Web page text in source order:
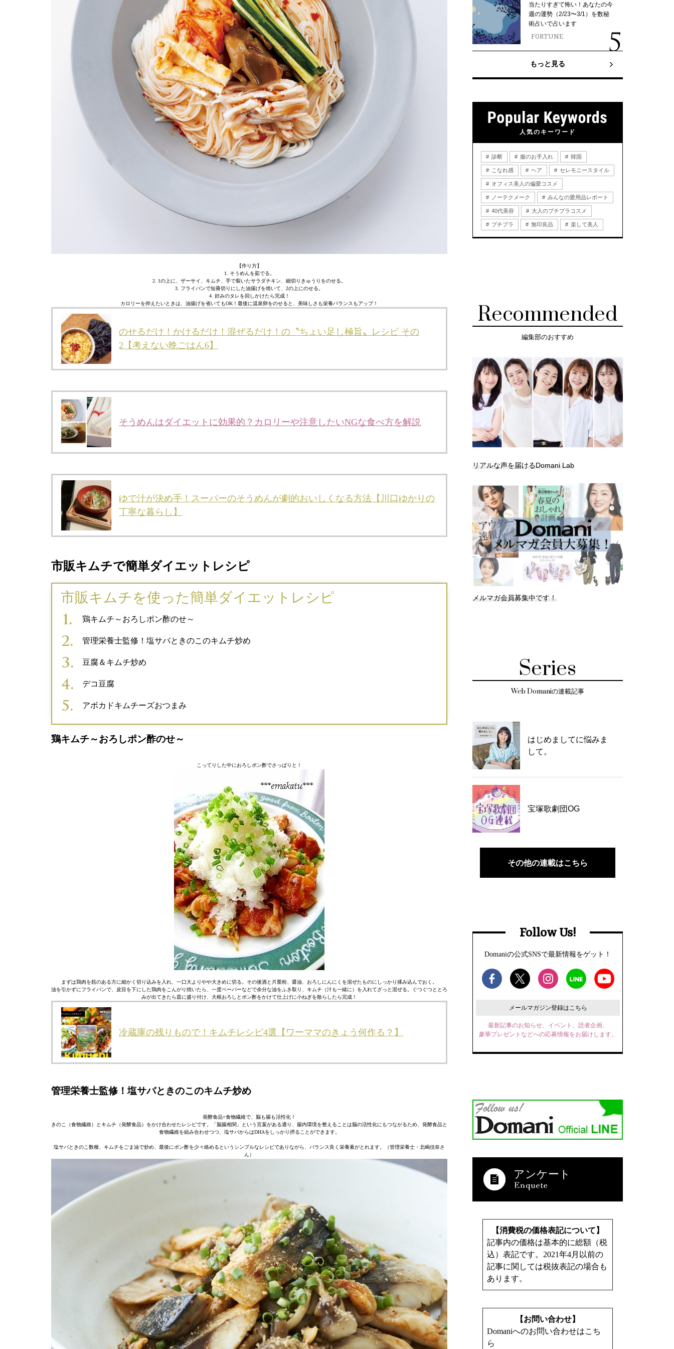
【作り方】
1. そうめんを茹でる。
2. 1の上に、ザーサイ、キムチ、手で裂いたサラダチキン、細切りきゅうりをのせる。
3. フライパンで短冊切りにした油揚げを焼いて、2の上にのせる。
4. 好みのタレを回しかけたら完成！
カロリーを抑えたいときは、油揚げを省いてもOK！最後に温泉卵をのせると、美味しさも栄養バランスもアップ！
のせるだけ！かけるだけ！混ぜるだけ！の〝ちょい足し極旨〟レシピ その
2【考えない晩ごはん6】
そうめんはダイエットに効果的？カロリーや注意したいNGな食べ方を解説
ゆで汁が決め手！スーパーのそうめんが劇的おいしくなる方法【川口ゆかりの
丁寧な暮らし】
市販キムチで簡単ダイエットレシピ
市販キムチを使った簡単ダイエットレシピ
鶏キムチ～おろしポン酢のせ～
管理栄養士監修！塩サバときのこのキムチ炒め
豆腐＆キムチ炒め
デコ豆腐
アボカドキムチーズおつまみ
鶏キムチ～おろしポン酢のせ～
こってりした中におろしポン酢でさっぱりと！
まずは鶏肉を筋のある方に細かく切り込みを入れ、一口大よりやや大きめに切る。その後酒と片栗粉、醤油、おろしにんにくを混ぜたものにしっかり揉み込んでおく。
油を引かずにフライパンで、皮目を下にした鶏肉をこんがり焼いたら、一度ペーパーなどで余分な油をふき取り、キムチ（汁も一緒に）を入れてざっと混ぜる。ぐつぐつととろ
みが出てきたら皿に盛り付け、大根おろしとポン酢をかけて仕上げに小ねぎを散らしたら完成！
冷蔵庫の残りもので！キムチレシピ4選【ワーママのきょう何作る？】
管理栄養士監修！塩サバときのこのキムチ炒め
発酵食品×食物繊維で、脳も腸も活性化！
きのこ（食物繊維）とキムチ（発酵食品）をかけ合わせたレシピです。「脳腸相関」という言葉がある通り、腸内環境を整えることは脳の活性化にもつながるため、発酵食品と
食物繊維を組み合わせつつ、塩サバからはDHAをしっかり摂ることができます。
塩サバときのこ数種、キムチをごま油で炒め、最後にポン酢を少々絡めるというシンプルなレシピでありながら、バランス良く栄養素がとれます。（管理栄養士・北嶋佳奈さ
ん）
当たりすぎて怖い！あなたの今
週の運勢（2/23〜3/1）を数秘
術占いで占います
FORTUNE
もっと見る
人気のキーワード
診断 服のお手入れ 韓国
こなれ感 ヘア セレモニースタイル
オフィス美人の偏愛コスメ
ノーテクメーク みんなの愛用品レポート
40代美容 大人のプチプラコスメ
プチプラ 無印良品 楽して美人
Recommended
編集部のおすすめ
リアルな声を届けるDomani Lab
メルマガ会員募集中です！
Series
Web Domaniの連載記事
はじめましてに悩みま
して。
宝塚歌劇団OG
その他の連載はこちら
Follow Us!
Domaniの公式SNSで最新情報をゲット！
メールマガジン登録はこちら
最新記事のお知らせ、イベント、読者企画、
豪華プレゼントなどへの応募情報をお届けします。
アンケート
【消費税の価格表記について】
記事内の価格は基本的に総額（税
込）表記です。2021年4月以前の
記事に関しては税抜表記の場合も
あります。
【お問い合わせ】
Domaniへのお問い合わせはこち
ら